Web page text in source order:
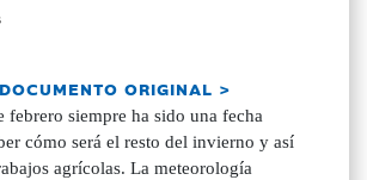
ORIGINAL >
febrero siempre ha sido una fecha
cómo será el resto del invierno y así
agrícolas. La meteorología